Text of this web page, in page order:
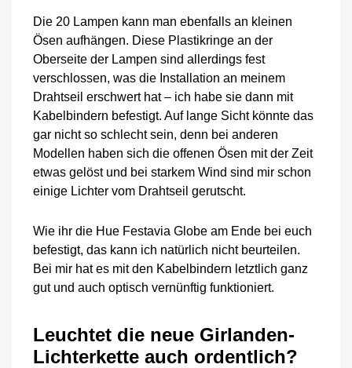
Die 20 Lampen kann man ebenfalls an kleinen
Ösen aufhängen. Diese Plastikringe an der
Oberseite der Lampen sind allerdings fest
verschlossen, was die Installation an meinem
Drahtseil erschwert hat – ich habe sie dann mit
Kabelbindern befestigt. Auf lange Sicht könnte das
gar nicht so schlecht sein, denn bei anderen
Modellen haben sich die offenen Ösen mit der Zeit
etwas gelöst und bei starkem Wind sind mir schon
einige Lichter vom Drahtseil gerutscht.
Wie ihr die Hue Festavia Globe am Ende bei euch
befestigt, das kann ich natürlich nicht beurteilen.
Bei mir hat es mit den Kabelbindern letztlich ganz
gut und auch optisch vernünftig funktioniert.
Leuchtet die neue Girlanden-
Lichterkette auch ordentlich?